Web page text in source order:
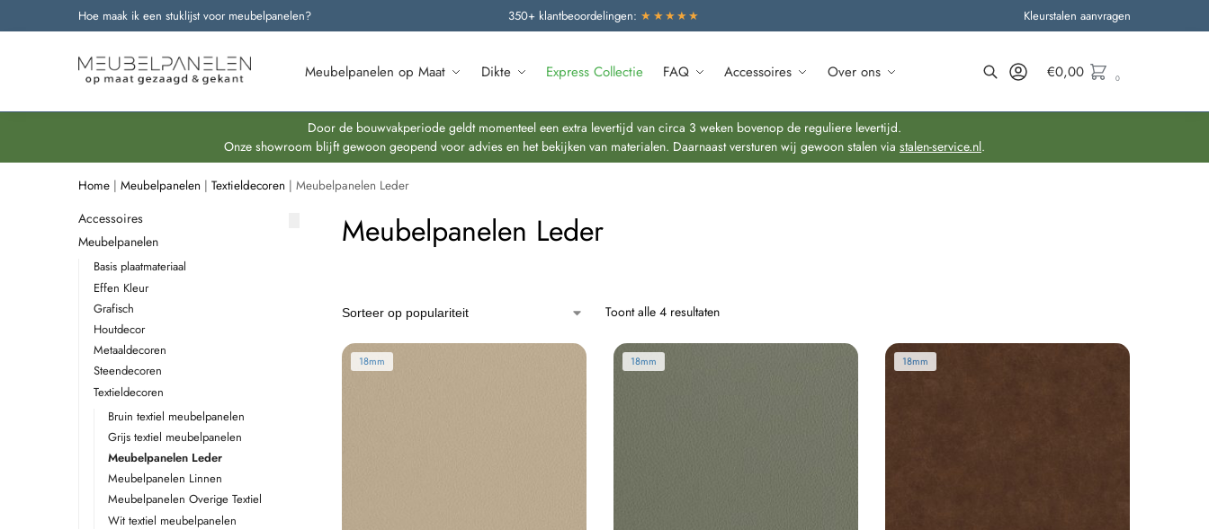
Hoe maak ik een stuklijst voor meubelpanelen? 350+ klantbeoordelingen: ★★★★★ Kleurstalen aanvragen
Meubelpanelen op Maat Dikte Express Collectie FAQ Accessoires Over ons
Onze nieuwste producten
€0,00 0
Door de bouwvakperiode geldt momenteel een extra levertijd van circa 3 weken bovenop de reguliere levertijd.
Onze showroom blijft gewoon geopend voor advies en het bekijken van materialen. Daarnaast versturen wij gewoon stalen via stalen-service.nl.
Home | Meubelpanelen | Textieldecoren | Meubelpanelen Leder
Meubelpanelen Leder
Toont alle 4 resultaten
18mm 18mm 18mm
Accessoires
Meubelpanelen
Basis plaatmateriaal
Effen Kleur
Grafisch
Houtdecor
Metaaldecoren
Steendecoren
Textieldecoren
Bruin textiel meubelpanelen
Grijs textiel meubelpanelen
Meubelpanelen Leder
Meubelpanelen Linnen
Meubelpanelen Overige Textiel
Wit textiel meubelpanelen